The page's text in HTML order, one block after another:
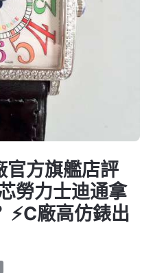
官方旗艦店評
勞力士迪通拿
⚡C廠高仿錶出